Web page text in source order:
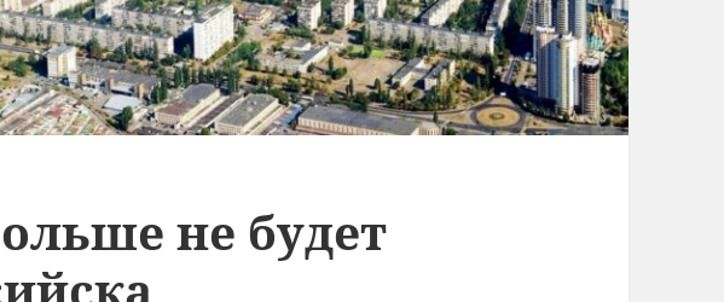
не будет